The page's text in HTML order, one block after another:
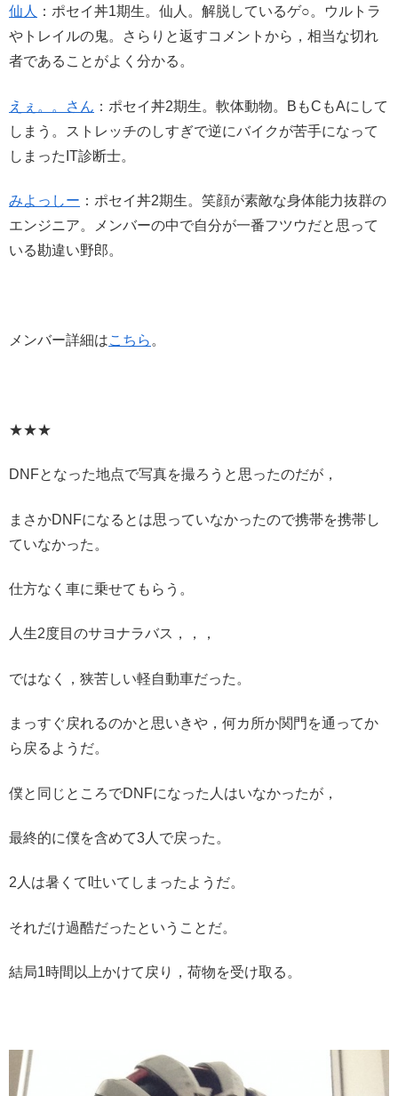
仙人 ：ポセイ丼1期生。仙人。解脱しているゲ○。ウルトラ
やトレイルの鬼。さらりと返すコメントから，相当な切れ
者であることがよく分かる。
えぇ。。さん ：ポセイ丼2期生。軟体動物。BもCもAにして
しまう。ストレッチのしすぎで逆にバイクが苦手になって
しまったIT診断士。
みよっしー ：ポセイ丼2期生。笑顔が素敵な身体能力抜群の
エンジニア。メンバーの中で自分が一番フツウだと思って
いる勘違い野郎。
メンバー詳細はこちら 。
★★★
DNFとなった地点で写真を撮ろうと思ったのだが，
まさかDNFになるとは思っていなかったので携帯を携帯し
ていなかった。
仕方なく車に乗せてもらう。
人生2度目のサヨナラバス，，，
ではなく，狭苦しい軽自動車だった。
まっすぐ戻れるのかと思いきや，何カ所か関門を通ってか
ら戻るようだ。
僕と同じところでDNFになった人はいなかったが，
最終的に僕を含めて3人で戻った。
2人は暑くて吐いてしまったようだ。
それだけ過酷だったということだ。
結局1時間以上かけて戻り，荷物を受け取る。